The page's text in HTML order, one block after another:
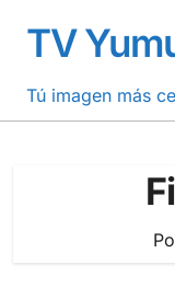
contenido
TV
Tú imagen más